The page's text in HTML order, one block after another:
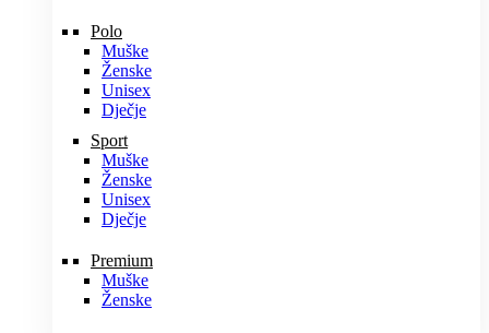
Polo
Muške
Ženske
Unisex
Dječje
Sport
Muške
Ženske
Unisex
Dječje
Premium
Muške
Ženske